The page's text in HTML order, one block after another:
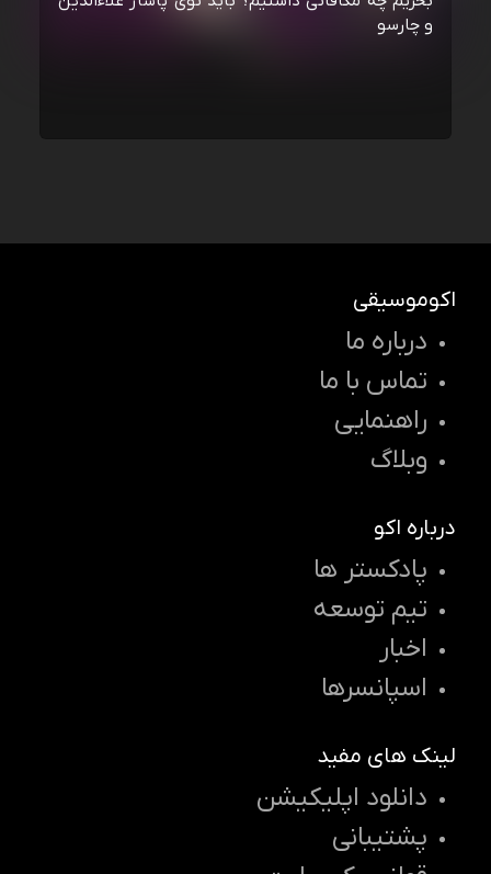
و چارسو
اکوموسیقی
درباره ما
تماس با ما
راهنمایی
وبلاگ
درباره اکو
پادکستر ها
تیم توسعه
اخبار
اسپانسرها
لینک های مفید
دانلود اپلیکیشن
پشتیبانی